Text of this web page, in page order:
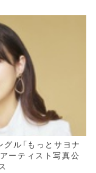
グル「もっとサヨナ
ーティスト写真公